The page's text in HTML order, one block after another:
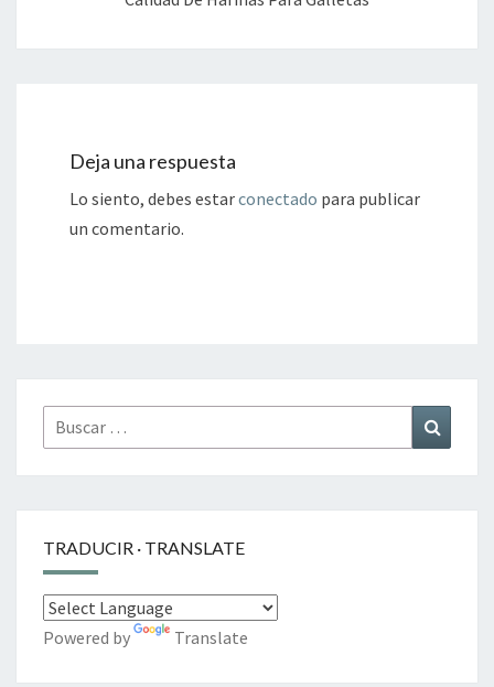
Deja una respuesta
Lo siento, debes estarconectado para publicar
un comentario.
Buscar
por:
TRADUCIR · TRANSLATE
Powered by Translate